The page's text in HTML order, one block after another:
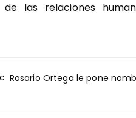
las relaciones
Rosario Ortega le pone